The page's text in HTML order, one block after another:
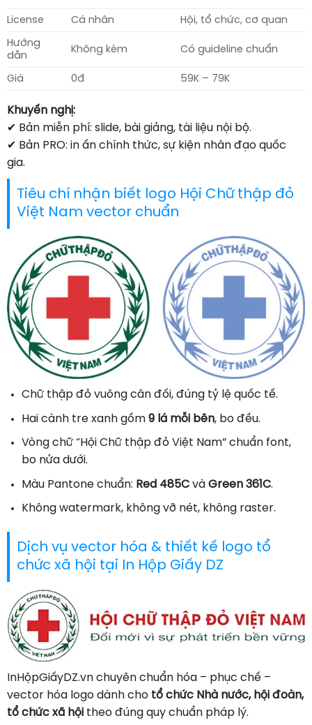
License Cá nhân Hội, tổ chức, cơ quan
Hướng
dẫn
Không kèm Có guideline chuẩn
Giá 0đ 59K – 79K
Khuyến nghị:
✔ Bản miễn phí: slide, bài giảng, tài liệu nội bộ.
✔ Bản PRO: in ấn chính thức, sự kiện nhân đạo quốc
gia.
Tiêu chí nhận biết logo Hội Chữ thập đỏ
Việt Nam vector chuẩn
Chữ thập đỏ vuông cân đối, đúng tỷ lệ quốc tế.
Hai cành tre xanh gồm 9 lá mỗi bên, bo đều.
Vòng chữ “Hội Chữ thập đỏ Việt Nam” chuẩn font,
bo nửa dưới.
Màu Pantone chuẩn: Red 485Cvà Green 361C.
Không watermark, không vỡ nét, không raster.
Dịch vụ vector hóa & thiết kế logo tổ
chức xã hội tại In Hộp Giấy DZ
InHộpGiấyDZ.vn chuyên chuẩn hóa – phục chế –
vector hóa logo dành cho tổ chức Nhà nước, hội đoàn,
tổ chức xã hội theo đúng quy chuẩn pháp lý.